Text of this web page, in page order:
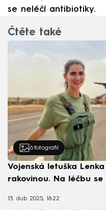
se neléčí antibiotiky.
Čtěte také
6 fotografií
Vojenská letuška
rakovinou. Na léčbu
13. dub 2025, 18:22